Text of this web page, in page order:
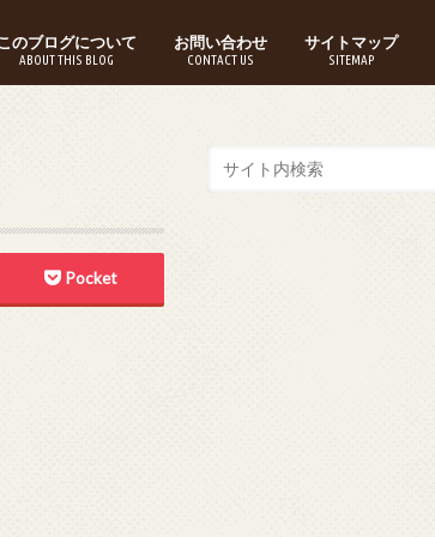
のブログについて
ABOUT THIS BLOG
お問い合わせ
CONTACT US
サイトマップ
SITEMAP
Pocket